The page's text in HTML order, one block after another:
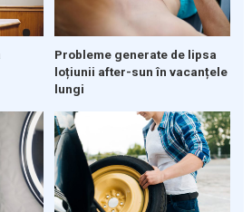
Probleme generate de lipsa
loțiunii after-sun în vacanțele
lungi